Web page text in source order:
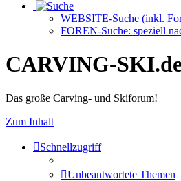
WEBSITE-Suche (inkl.
FOREN-Suche: speziell
CARVING-
Das große Carving- und Skiforum!
Zum Inhalt
Schnellzugriff
Unbeantwortete Themen